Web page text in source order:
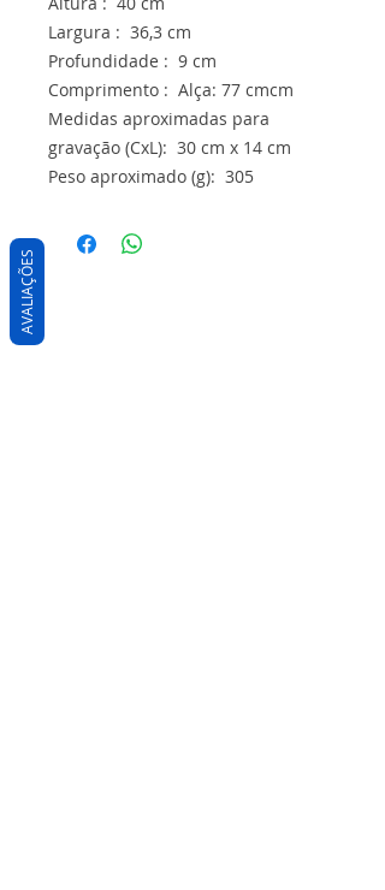
Largura : 36,3 cm
Profundidade : 9 cm
Comprimento : Alça: 77 cmcm
Medidas aproximadas para
gravação (CxL): 30 cm x 14 cm
Peso aproximado (g): 305
AVALIAÇÕES